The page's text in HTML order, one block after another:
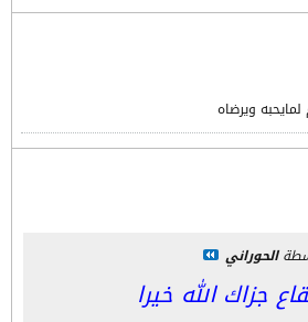
ويرضاه
الحوراني
جزاك الله خيرا